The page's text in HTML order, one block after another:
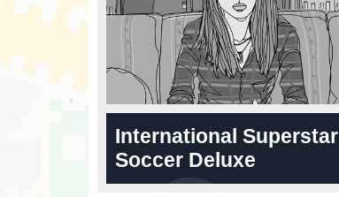
International Superstar
Soccer Deluxe